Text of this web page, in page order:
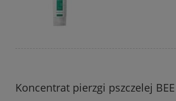
Koncentrat pierzgi pszczelej BEE